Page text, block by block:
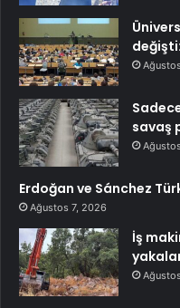
savaş
Erdoğan ve Sánchez
Ağustos 7, 2026
İş